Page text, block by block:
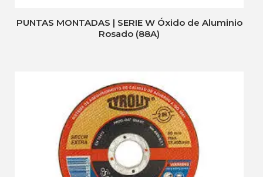
PUNTAS MONTADAS | SERIE W Óxido de Aluminio
Rosado (88A)